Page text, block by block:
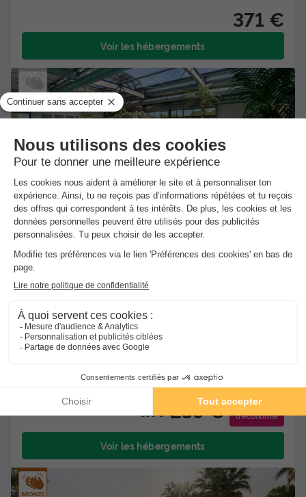
371 €
Voir les hébergements
Camping l'Océan★★★★★
Brem Sur Mer -Voir sur la carte
Avis TripAdvisor
Avis clients
MOBILHOME 5 personnes - AUTHENTIQUE - TV -
Meilleur prix pour 7 nuits
350 € 239 € -31%
d'économie
Voir les hébergements